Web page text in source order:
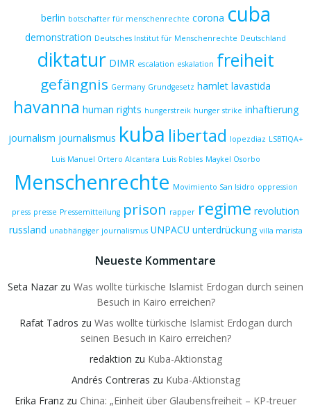
berlin botschafter für menschenrechte corona cuba
demonstration Deutsches Institut für Menschenrechte Deutschland
diktatur DIMR escalation eskalation freiheit
gefängnis Germany Grundgesetz hamlet lavastida
havanna human rights hungerstreik hunger strike inhaftierung
journalism journalismus kuba libertad lopezdiaz LSBTIQA+
Luis Manuel Ortero Alcantara Luis Robles Maykel Osorbo
Menschenrechte Movimiento San Isidro oppression
press presse Pressemitteilung prison rapper regime revolution
russland unabhängiger journalismus UNPACU unterdrückung villa marista
Neueste Kommentare
Seta Nazar zu Was wollte türkische Islamist Erdogan durch seinen
Besuch in Kairo erreichen?
Rafat Tadros zu Was wollte türkische Islamist Erdogan durch
seinen Besuch in Kairo erreichen?
redaktion zu Kuba-Aktionstag
Andrés Contreras zu Kuba-Aktionstag
Erika Franz zu China: „Einheit über Glaubensfreiheit – KP-treuer